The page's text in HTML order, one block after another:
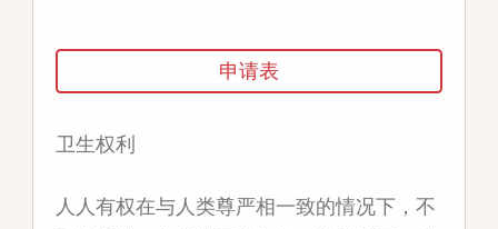
申请表
卫生权利
人人有权在与人类尊严相一致的情况下，不